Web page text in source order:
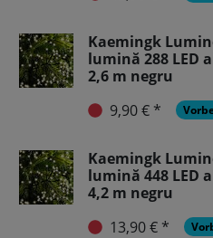
Kaemingk
lumină 288 LED
2,6 m negru
9,90 € *
Kaemingk
lumină 448 LED
4,2 m negru
13,90 € *